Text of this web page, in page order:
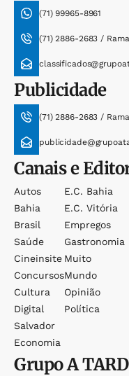
(71) 99965-8961
(71) 2886-2683 /
Publicidade
(71) 2886-2683 /
Canais e
Autos
Bahia
Brasil
Saúde
Cineinsite
Concursos
Cultura
Digital
Salvador
Economia
E.c. Bahia
E.c. Vitória
Empregos
Gastronomia
Muito
Mundo
Opinião
Política
GrupoA